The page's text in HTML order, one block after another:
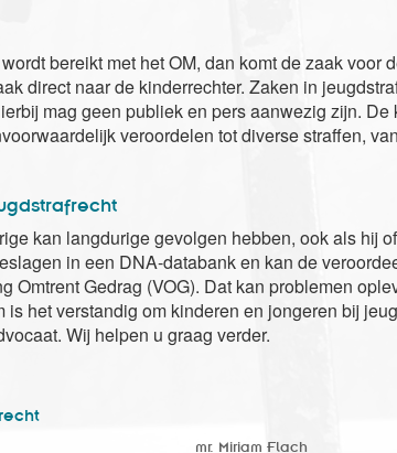
bereikt met het OM, dan komt de zaak voor
direct naar de kinderrechter. Zaken in
mag geen publiek en pers aanwezig zijn. De
veroordelen tot diverse straffen,
kan langdurige gevolgen hebben, ook als hij
in een DNA-databank en kan de
Omtrent Gedrag (VOG). Dat kan problemen
is het verstandig om kinderen en jongeren bij
Wij helpen u graag verder.
mr. Miriam Flach